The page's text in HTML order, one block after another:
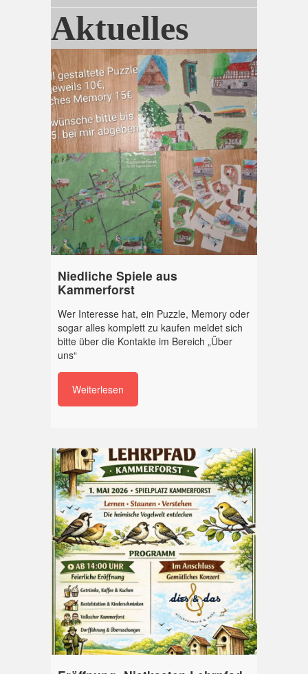
Aktuelles
Niedliche Spiele aus
Kammerforst
Wer Interesse hat, ein Puzzle, Memory oder
sogar alles komplett zu kaufen meldet sich
bitte über die Kontakte im Bereich „Über
uns“
Weiterlesen